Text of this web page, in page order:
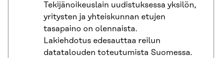
Tekijänoikeuslain uudistuksessa yksilön,
yritysten ja yhteiskunnan etujen
tasapaino on olennaista.
Lakiehdotus edesauttaa reilun
datatalouden toteutumista Suomessa.